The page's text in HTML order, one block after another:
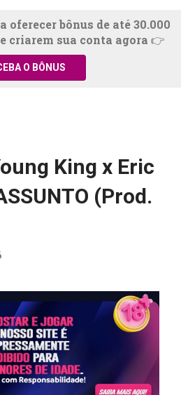
oferecer bônus de até 30.000
criarem sua conta agora 👉
O BÔNUS
King x Eric
(Prod.